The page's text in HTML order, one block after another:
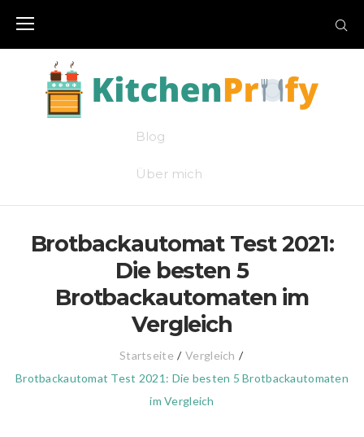
Blog
Über mich
Brotbackautomat Test 2021:
Die besten 5
Brotbackautomaten im
Vergleich
Startseite / Vergleich /
Brotbackautomat Test 2021: Die besten 5 Brotbackautomaten
im Vergleich